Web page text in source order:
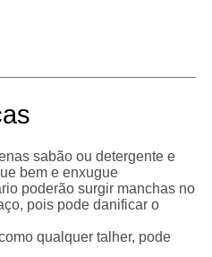
sabão ou detergente e
bem e enxugue
poderão surgir manchas no
pois pode danificar o
qualquer talher, pode